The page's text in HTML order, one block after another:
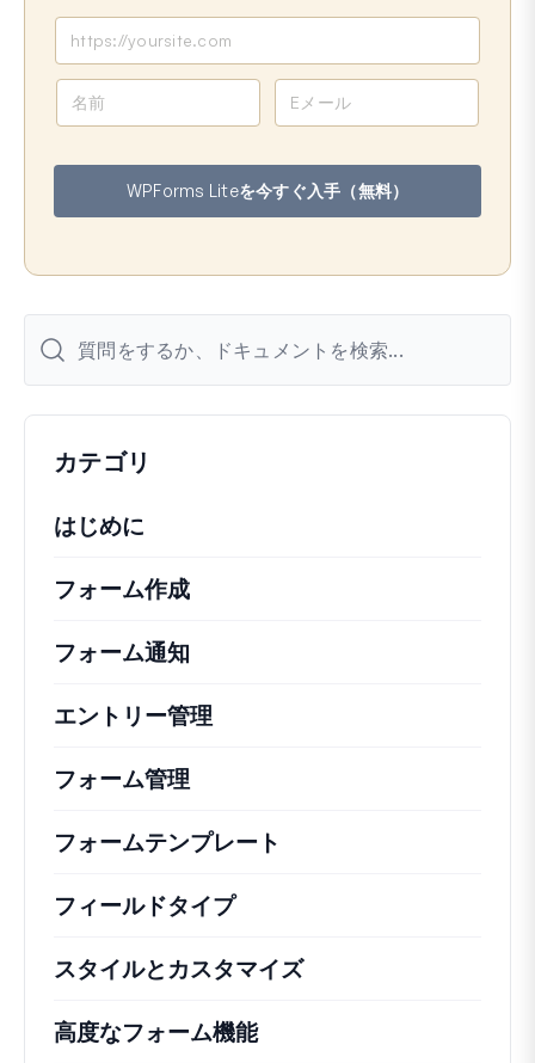
ア
ド
レ
WPForms Liteを今すぐ入手（無料）
カテゴリ
はじめに
フォーム作成
フォーム通知
エントリー管理
フォーム管理
フォームテンプレート
フィールドタイプ
スタイルとカスタマイズ
高度なフォーム機能